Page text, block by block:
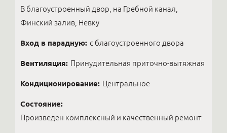
В благоустроенный двор, на Гребной канал,
Финский залив, Невку
Вход в парадную: с благоустроенного двора
Вентиляция: Принудительная приточно-вытяжная
Кондиционирование: Центральное
Состояние:
Произведен комплексный и качественный ремонт